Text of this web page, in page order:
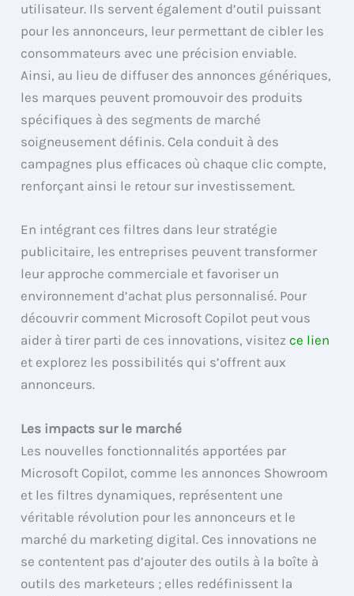
utilisateur. Ils servent également d’outil puissant
pour les annonceurs, leur permettant de cibler les
consommateurs avec une précision enviable.
Ainsi, au lieu de diffuser des annonces génériques,
les marques peuvent promouvoir des produits
spécifiques à des segments de marché
soigneusement définis. Cela conduit à des
campagnes plus efficaces où chaque clic compte,
renforçant ainsi le retour sur investissement.
En intégrant ces filtres dans leur stratégie
publicitaire, les entreprises peuvent transformer
leur approche commerciale et favoriser un
environnement d’achat plus personnalisé. Pour
découvrir comment Microsoft Copilot peut vous
aider à tirer parti de ces innovations, visitezce lien
et explorez les possibilités qui s’offrent aux
annonceurs.
Les impacts sur le marché
Les nouvelles fonctionnalités apportées par
Microsoft Copilot, comme les annonces Showroom
et les filtres dynamiques, représentent une
véritable révolution pour les annonceurs et le
marché du marketing digital. Ces innovations ne
se contentent pas d’ajouter des outils à la boîte à
outils des marketeurs ; elles redéfinissent la